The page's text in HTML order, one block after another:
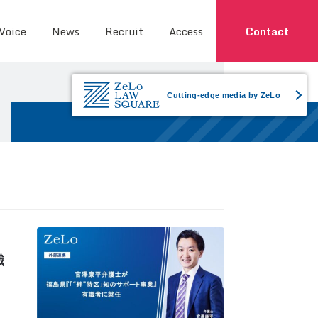
News Recruit Access Contact
Cutting-edge media by ZeLo